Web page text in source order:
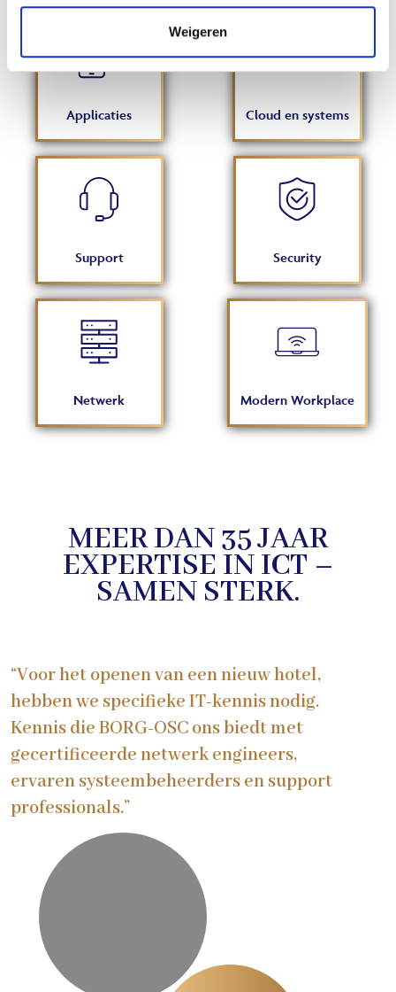
Weigeren
Applicaties Cloud en systems
Support Security
Netwerk Modern Workplace
MEER DAN35JAAR
EXPERTISE IN ICT –
SAMEN STERK.
“Voor het openen van een nieuw hotel,
hebben we specifieke IT-kennis nodig.
Kennis die BORG-OSC ons biedt met
gecertificeerde netwerk engineers,
ervaren systeembeheerders en support
professionals.”